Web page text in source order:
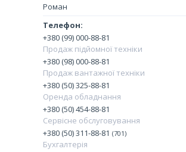
Роман
+380 (99) 000-88-81
Продаж підйомної техніки
+380 (98) 000-88-81
Продаж вантажної техніки
+380 (50) 325-88-81
Оренда обладнання
+380 (50) 454-88-81
Сервісне обслуговування
+380 (50) 311-88-81 701
Бухгалтерія